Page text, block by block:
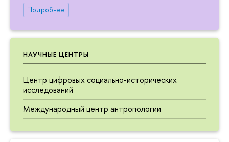
Подробнее
НАУЧНЫЕ ЦЕНТРЫ
Центр цифровых социально-исторических
исследований
Международный центр антропологии